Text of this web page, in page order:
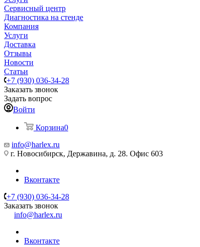
Сервисный центр
Диагностика на стенде
Компания
Услуги
Доставка
Отзывы
Новости
Статьи
+7 (930) 036-34-28
Заказать звонок
Задать вопрос
Войти
Корзина0
info@harlex.ru
г. Новосибирск, Державина, д. 28. Офис 603
Вконтакте
+7 (930) 036-34-28
Заказать звонок
info@harlex.ru
Вконтакте